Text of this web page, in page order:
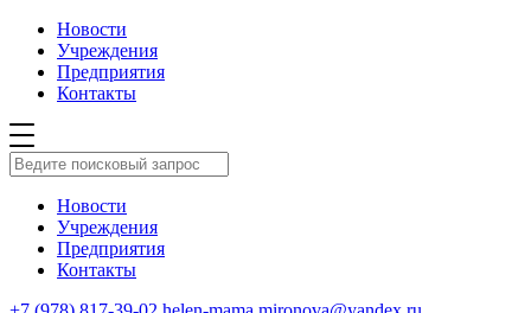
Новости
Учреждения
Предприятия
Контакты
Новости
Учреждения
Предприятия
Контакты